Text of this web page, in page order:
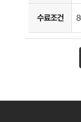
수료조건